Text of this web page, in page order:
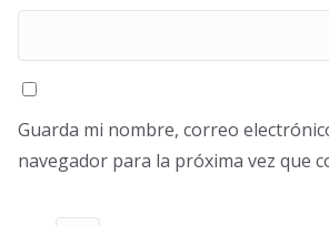
Guarda mi nombre, correo
navegador para la próxima vez que